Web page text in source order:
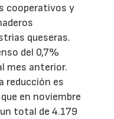
cooperativos y
queseras.
del 0,7%
mes anterior.
reducción es
en noviembre
total de 4.179